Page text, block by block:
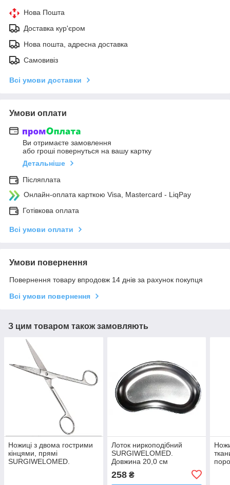
Нова Пошта
Доставка кур'єром
Нова пошта, адресна доставка
Самовивіз
Всі умови доставки
Умови оплати
Ви отримаєте замовлення
або гроші повернуться на вашу картку
Детальніше
Післяплата
Онлайн-оплата карткою Visa, Mastercard - LiqPay
Готівкова оплата
Всі умови оплати
Умови повернення
Повернення товару впродовж 14 днів за рахунок покупця
Всі умови повернення
З цим товаром також замовляють
Ножиці з двома гострими
кінцями, прямі
SURGIWELOMED.
Лоток ниркоподібний
SURGIWELOMED.
Довжина 20,0 см
258₴